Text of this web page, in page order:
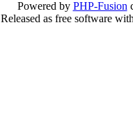
Powered by PHP-Fusion
Released as free software